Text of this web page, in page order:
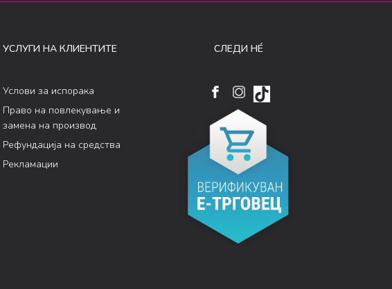
УСЛУГИ НА КЛИЕНТИТЕ
Услови за испорака
Право на повлекување и
замена на производ
Рефундација на средства
Рекламации
СЛЕДИ НÉ